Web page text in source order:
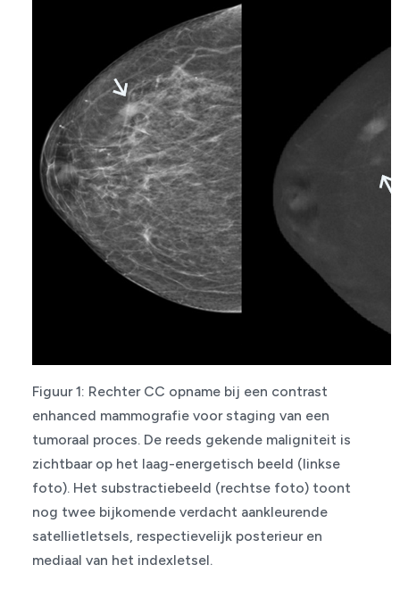
Figuur 1: Rechter CC opname bij een contrast
enhanced mammografie voor staging van een
tumoraal proces. De reeds gekende maligniteit is
zichtbaar op het laag-energetisch beeld (linkse
foto). Het substractiebeeld (rechtse foto) toont
nog twee bijkomende verdacht aankleurende
satellietletsels, respectievelijk posterieur en
mediaal van het indexletsel.